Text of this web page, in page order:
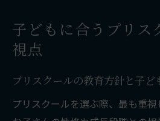
プリスクール選びで重
方
福岡市西区で集団生活を始
子どもに合うプリス
視点
プリスクールの教育方針と子ど
プリスクールを選ぶ際、最も重